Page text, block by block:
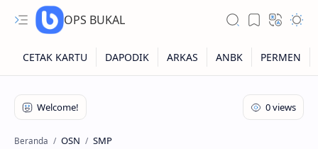
OPS BUKAL
Kartu NUPTK
Kartu NRG
Beranda OSN SMP